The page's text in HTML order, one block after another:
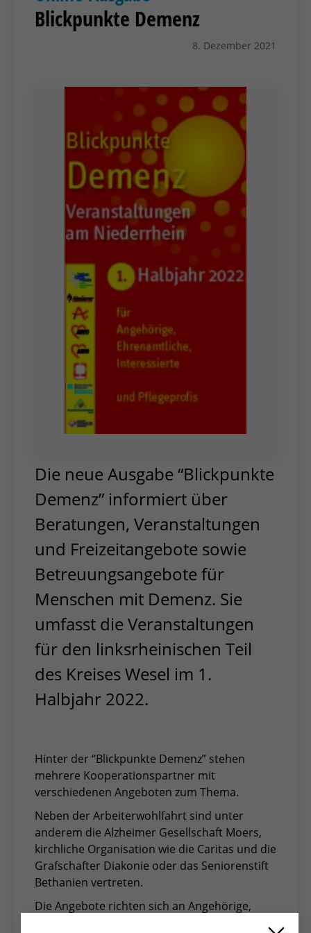
Blickpunkte Demenz
8. Dezember 2021
Die neue Ausgabe “Blickpunkte
Demenz” informiert über
Beratungen, Veranstaltungen
und Freizeitangebote sowie
Betreuungsangebote für
Menschen mit Demenz. Sie
umfasst die Veranstaltungen
für den linksrheinischen Teil
des Kreises Wesel im 1.
Halbjahr 2022.
Hinter der “Blickpunkte Demenz” stehen
mehrere Kooperationspartner mit
verschiedenen Angeboten zum Thema.
Neben der Arbeiterwohlfahrt sind unter
anderem die Alzheimer Gesellschaft Moers,
kirchliche Organisation wie die Caritas und die
Grafschafter Diakonie oder das Seniorenstift
Bethanien vertreten.
Die Angebote richten sich an Angehörige,